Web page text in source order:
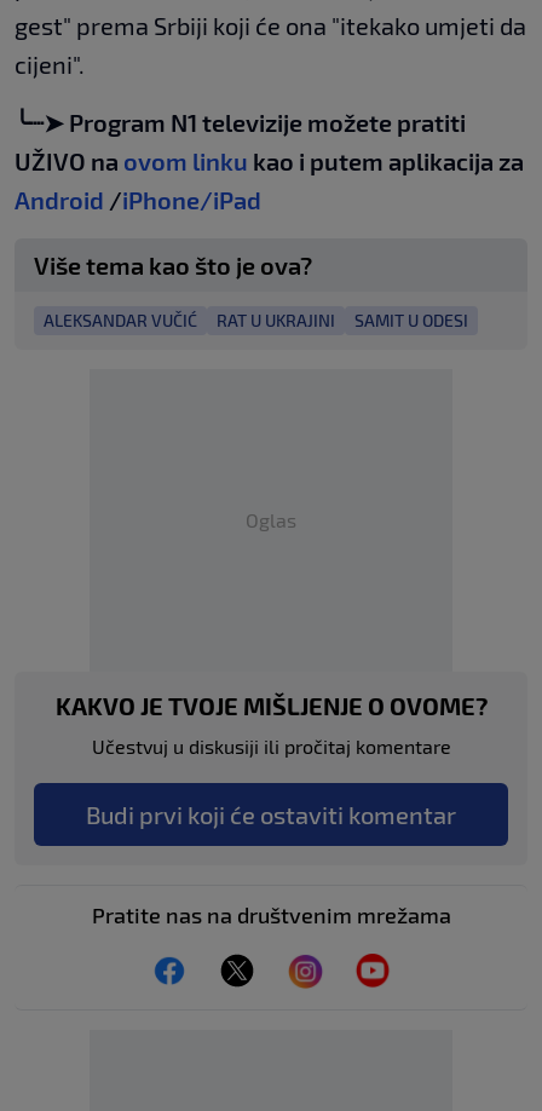
gest" prema Srbiji koji će ona "itekako umjeti da
cijeni".
╰┈➤ Program N1 televizije možete pratiti
UŽIVO na ovom linku kao i putem aplikacija za
Android /iPhone/iPad
Više tema kao što je ova?
ALEKSANDAR VUČIĆ RAT U UKRAJINI SAMIT U ODESI
Oglas
KAKVO JE TVOJE MIŠLJENJE O OVOME?
Učestvuj u diskusiji ili pročitaj komentare
Budi prvi koji će ostaviti komentar
Pratite nas na društvenim mrežama